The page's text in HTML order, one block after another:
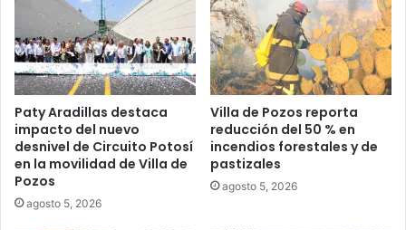
Paty Aradillas destaca
impacto del nuevo
desnivel de Circuito Potosí
en la movilidad de Villa de
Pozos
agosto 5, 2026
Villa de Pozos reporta
reducción del 50 % en
incendios forestales y de
pastizales
agosto 5, 2026